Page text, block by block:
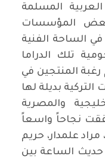
المسلمة
بعض المؤسسات
الساحة الفنية
تلك الدراما
المنتجين في
بديلة لها
والمصرية
نجاحاً واسعاً
علمدار، حريم
الساعة بين